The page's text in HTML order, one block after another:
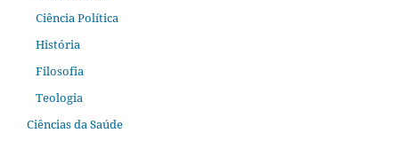
Ciência Política
História
Filosofia
Teologia
Ciências da Saúde